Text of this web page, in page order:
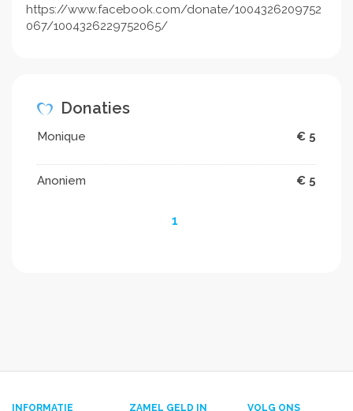
https://www.facebook.com/donate/1004326209752
067/1004326229752065/
Donaties
Monique € 5
Anoniem € 5
1
INFORMATIE ZAMEL GELD IN VOLG ONS